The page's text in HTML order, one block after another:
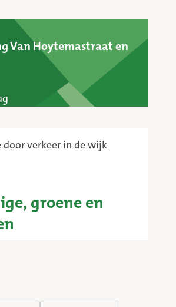
Van Hoytemastraat en
door verkeer in de wijk
groene en